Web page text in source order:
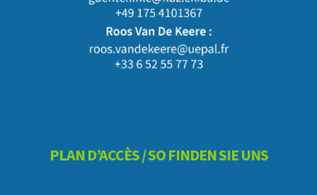
PLAN D’ACCÈS / SO FINDEN SIE UNS